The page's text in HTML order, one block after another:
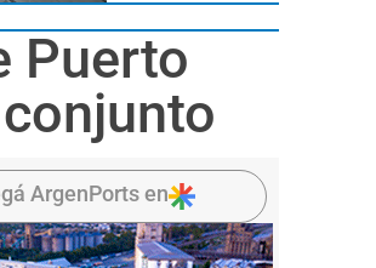
Puerto
ArgenPorts en